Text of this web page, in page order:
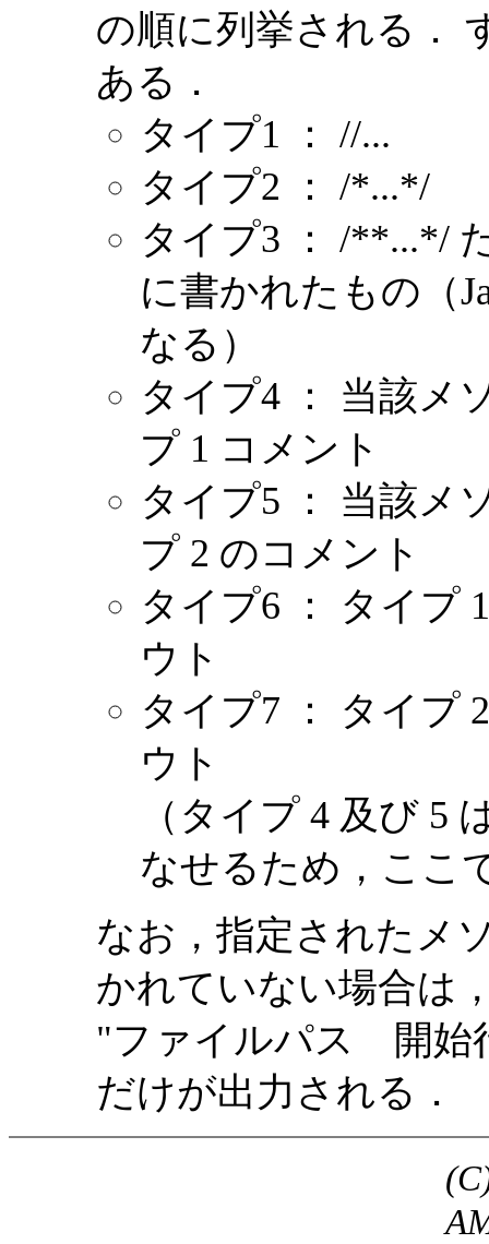
の順に列挙される．
ある．
タイプ1 ： //...
タイプ2 ： /*...*/
タイプ3 ： /**...*/
に書かれたもの（
なる）
タイプ4 ： 当該メ
プ 1 コメント
タイプ5 ： 当該メ
プ 2 のコメント
タイプ6 ： タイプ
ウト
タイプ7 ： タイプ
ウト
（タイプ 4 及び 5
なせるため，ここ
なお，指定されたメ
かれていない場合は
"ファイルパス 開
だけが出力される．